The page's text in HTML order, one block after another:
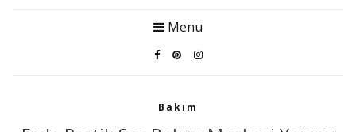
Menu
Bakım